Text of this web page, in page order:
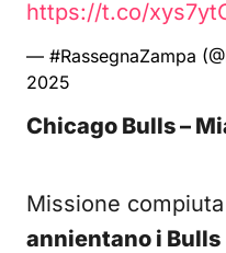
https://t.co/
— #RassegnaZampa
2025
Chicago Bulls –
Missione
annientano i Bulls